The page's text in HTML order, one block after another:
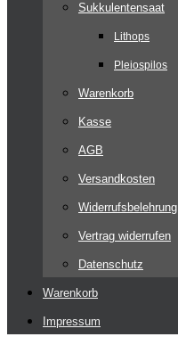
Sukkulentensaat
Lithops
Pleiospilos
Warenkorb
Kasse
AGB
Versandkosten
Widerrufsbelehrung
Vertrag widerrufen
Datenschutz
Warenkorb
Impressum